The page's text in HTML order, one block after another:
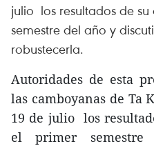
julio los resultados de
semestre del año y
robustecerla.
Autoridades de esta
las camboyanas de Ta
19 de julio los
el primer semestre